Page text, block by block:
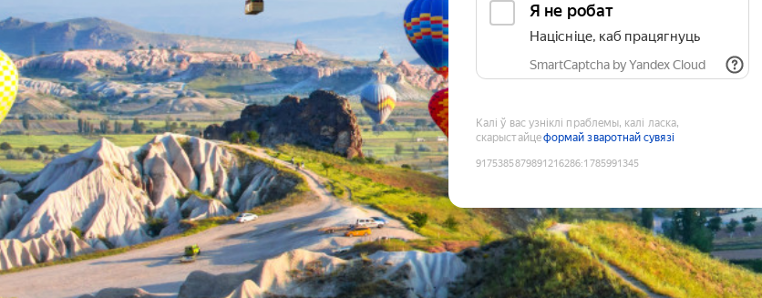
Я не робат
Націсніце, каб працягнуць
SmartCaptcha by Yandex Cloud
Калі ў вас узніклі праблемы, калі ласка,
скарыстайцеформай зваротнай сувязі
9175385879891216286:1785991345